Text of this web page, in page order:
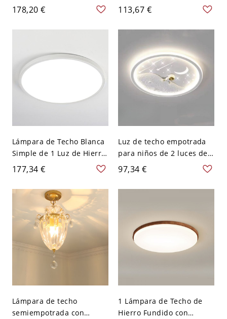
color tiza, luz LED,
pantalla de polímero,
forma simétrica para uso
178,20 €
montaje expuesto de
hierro fundido con
pantalla de plástico, 110V-
120V, 11", natural
113,67 €
Lámpara de Techo Blanca
Simple de 1 Luz de Hierro
Fundido, Montaje Plano
con Regulación Continua,
110V-120V, 12", Redonda
177,34 €
Luz de techo empotrada
para niños de 2 luces de
hierro fundido/metal
circular/angular - 110 A
120 V Luna y estrellas
97,34 €
Lámpara de techo
semiempotrada con
1 Lámpara de Techo de
Hierro Fundido con